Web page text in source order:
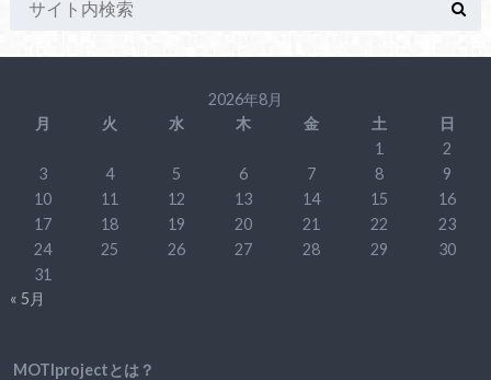
2026年8月
月
火 水 木 金 土
日
1
2
3
4 5 6 7 8
9
10
11 12 13 14 15
16
17
18 19 20 21 22
23
24
25 26 27 28 29
30
31
« 5月
MOTIprojectとは？